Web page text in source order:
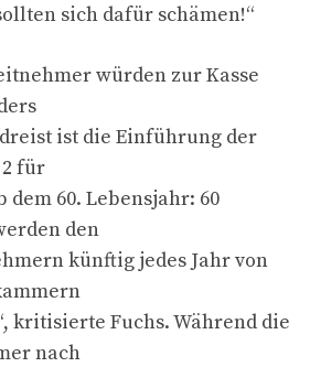
sich dafür schämen!“
würden zur Kasse
ist die Einführung der
für
60. Lebensjahr: 60
den
künftig jedes Jahr von
kritisierte Fuchs. Während die
nach